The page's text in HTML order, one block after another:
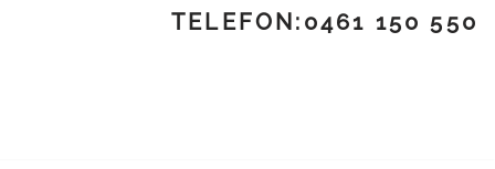
TELEFON:0461 150 550